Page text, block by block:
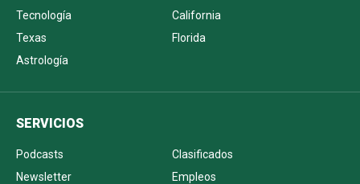
Tecnología
California
Texas
Florida
Astrología
SERVICIOS
Podcasts
Clasificados
Newsletter
Empleos